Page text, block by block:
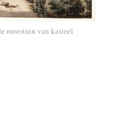
moestuin van kasteel